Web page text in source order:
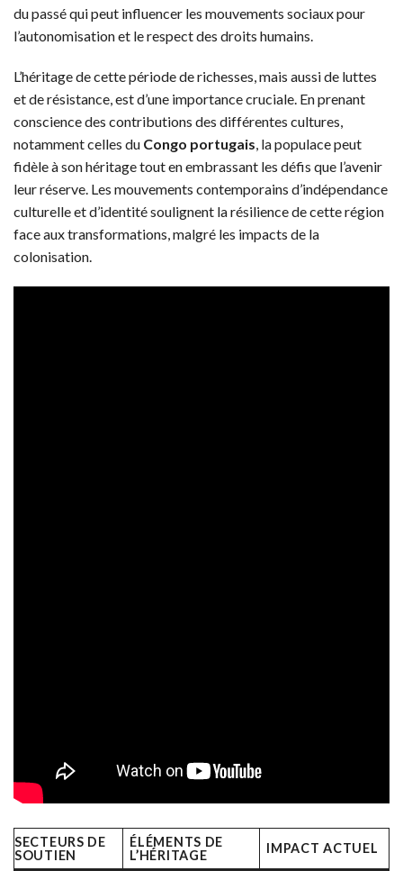
du passé qui peut influencer les mouvements sociaux pour
l’autonomisation et le respect des droits humains.
L’héritage de cette période de richesses, mais aussi de luttes
et de résistance, est d’une importance cruciale. En prenant
conscience des contributions des différentes cultures,
notamment celles du Congo portugais, la populace peut
fidèle à son héritage tout en embrassant les défis que l’avenir
leur réserve. Les mouvements contemporains d’indépendance
culturelle et d’identité soulignent la résilience de cette région
face aux transformations, malgré les impacts de la
colonisation.
SECTEURS DE
SOUTIEN
ÉLÉMENTS DE
L’HÉRITAGE
IMPACT ACTUEL